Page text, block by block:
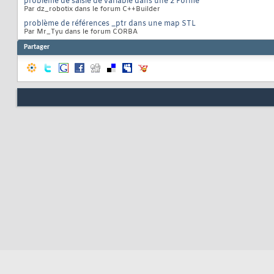
Par dz_robotix dans le forum C++Builder
problème de références _ptr dans une map STL
Par Mr_Tyu dans le forum CORBA
Partager